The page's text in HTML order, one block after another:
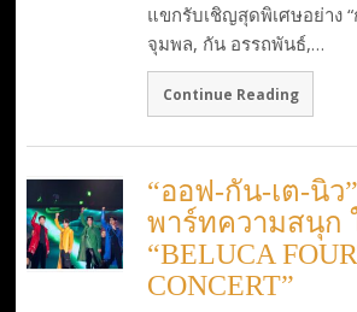
แขกรับเชิญสุดพิเศษอย่าง
จุมพล, กัน อรรถพันธ์,…
Continue Reading
“ออฟ-กัน-เต-นิว
พาร์ทความสนุก
“BELUCA
CONCERT”